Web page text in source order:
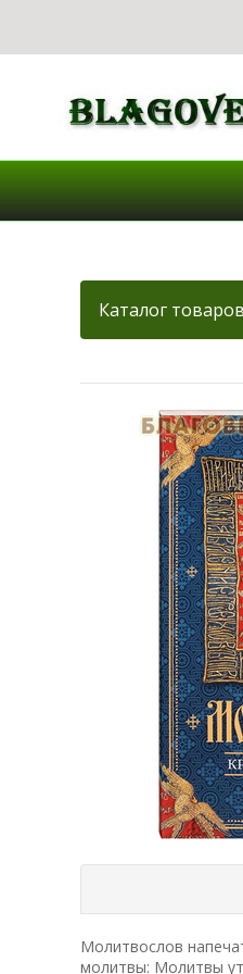
Каталог товаров
Молитвослов
молитвы: Молитвы